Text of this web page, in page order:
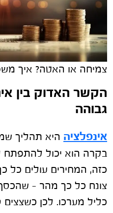
צמיחה או האטה? איך
הקשר האדוק בין
גבוהה
אינפלציה היא תהליך
בקרה הוא יכול להתפתח
כזה, המחירים עולים כל
צונח כל כך מהר –
כליל מערכו. לכן כשצצים